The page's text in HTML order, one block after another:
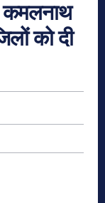
कमलनाथ
को दी